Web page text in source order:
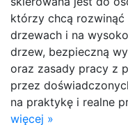
którzy chcą
drzewach i na
drzew, bezpieczną
oraz zasady pracy z
przez
na praktykę i realne
więcej »